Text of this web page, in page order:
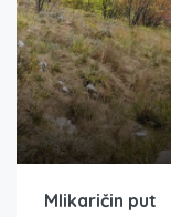
Mlikaričin put